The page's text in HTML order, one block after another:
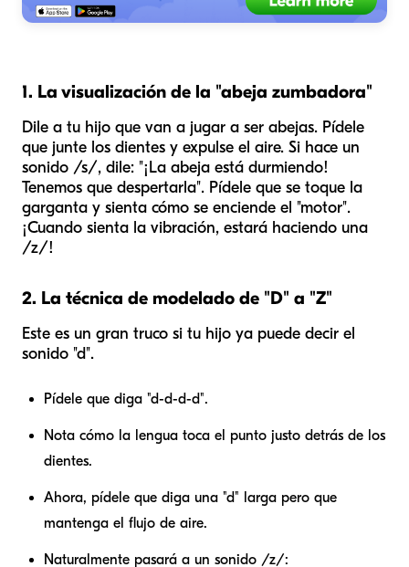
1. La visualización de la "abeja zumbadora"
Dile a tu hijo que van a jugar a ser abejas. Pídele
que junte los dientes y expulse el aire. Si hace un
sonido /s/, dile: "¡La abeja está durmiendo!
Tenemos que despertarla". Pídele que se toque la
garganta y sienta cómo se enciende el "motor".
¡Cuando sienta la vibración, estará haciendo una
/z/!
2. La técnica de modelado de "D" a "Z"
Este es un gran truco si tu hijo ya puede decir el
sonido "d".
Pídele que diga "d-d-d-d".
Nota cómo la lengua toca el punto justo detrás de los
dientes.
Ahora, pídele que diga una "d" larga pero que
mantenga el flujo de aire.
Naturalmente pasará a un sonido /z/: